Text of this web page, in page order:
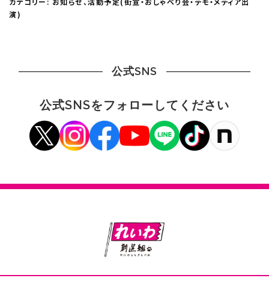
演)
公式SNS
公式SNSをフォローしてください